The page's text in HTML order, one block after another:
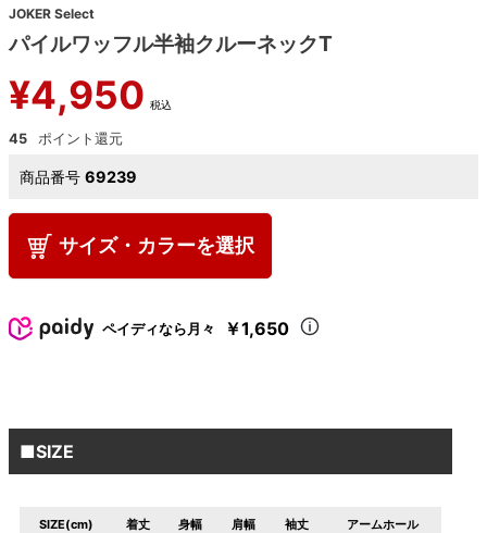
JOKER Select
パイルワッフル半袖クルーネックT
¥4,950 税込
45
商品番号 69239
サイズ・カラーを選択
ペイディなら月々 ￥1,650
■SIZE
SIZE(cm) 着丈 身幅 肩幅 袖丈 アームホール